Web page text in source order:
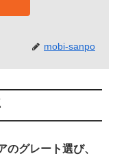
mobi-sanpo
のグレート選び、